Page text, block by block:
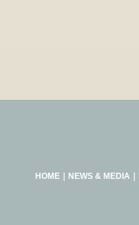
HOME｜ NEWS & MEDIA